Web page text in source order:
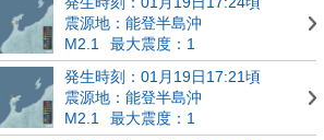
震源地：能登半島沖
M2.1
最大震度：1
発生時刻：01月19日17:21頃
震源地：能登半島沖
M2.1
最大震度：1